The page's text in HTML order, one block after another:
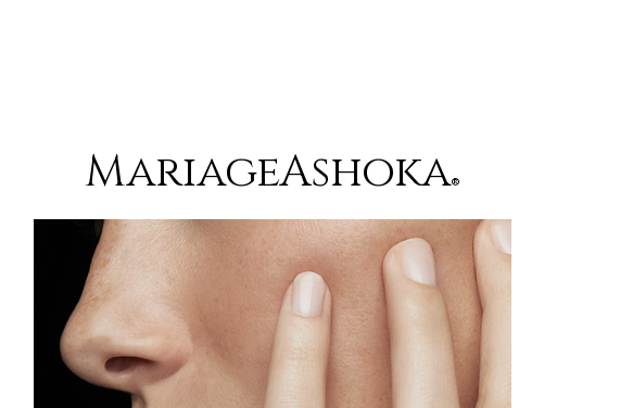
MariageAshoka®